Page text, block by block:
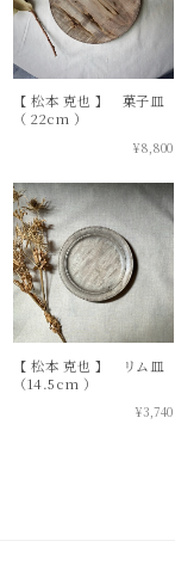
【 松本 克也 】 菓子皿
（ 22cm ）
¥8,800
【 松本 克也 】 リム皿
（14.5cm ）
¥3,740